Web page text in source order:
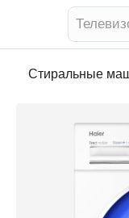
Стиральные